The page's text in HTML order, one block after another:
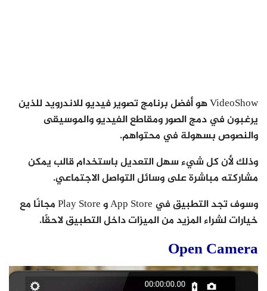
VideoShow هو أفضل برنامج تصوير فيديو للاندرويد للذين
يرغبون في دمج الصور ومقاطع الفيديو والموسيقى
والنصوص بسهولة في محتواهم.
وذلك لأن كل شيء سهل التعديل باستخدام قالب يمكن
مشاركته مباشرة على وسائل التواصل الاجتماعي.
وسوف تجد التطبيق في App Store و Play Store مجانًا مع
خيارات لشراء المزيد من الميزات داخل التطبيق لاحقًا.
Open Camera